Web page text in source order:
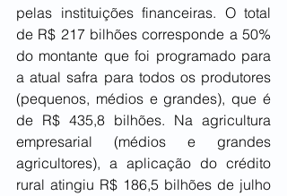
pelas instituições financeiras. O total
de R$ 217 bilhões corresponde a 50%
do montante que foi programado para
a atual safra para todos os produtores
(pequenos, médios e grandes), que é
de R$ 435,8 bilhões. Na agricultura
empresarial (médios e grandes
agricultores), a aplicação do crédito
rural atingiu R$ 186,5 bilhões de julho